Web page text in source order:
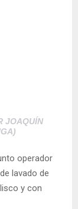
JOAQUÍN
operador
lavado de
y con